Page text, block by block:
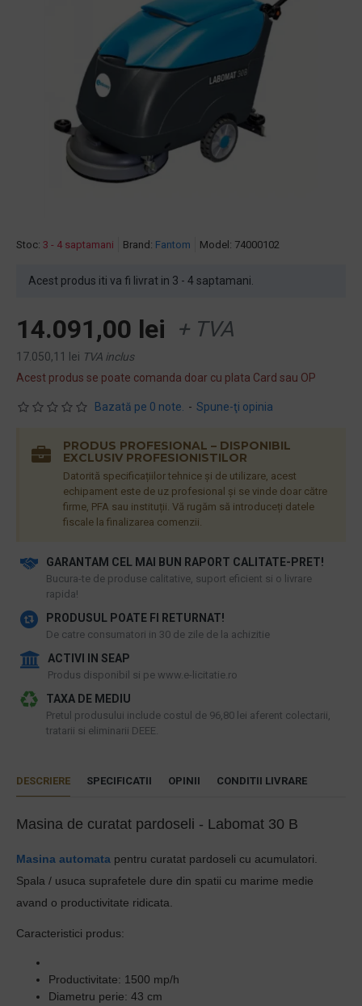
Stoc: 3 - 4 saptamani Brand: Fantom Model: 74000102
Acest produs iti va fi livrat in 3 - 4 saptamani.
Bazată pe 0 note. - Spune-ţi opinia
14.091,00 lei + TVA
17.050,11 lei TVA inclus
Acest produs se poate comanda doar cu plata Card sau OP
GARANTAM CEL MAI BUN RAPORT CALITATE-PRET!
​Bucura-te de produse calitative, suport eficient si o livrare
rapida!
PRODUSUL POATE FI RETURNAT!
De catre consumatori in 30 de zile de la achizitie
ACTIVI IN SEAP
Produs disponibil si pe www.e-licitatie.ro
PRODUS PROFESIONAL – DISPONIBIL
EXCLUSIV PROFESIONISTILOR
Datorită specificațiilor tehnice și de utilizare, acest
echipament este de uz profesional și se vinde doar către
firme, PFA sau instituții. Vă rugăm să introduceți datele
fiscale la finalizarea comenzii.
TAXA DE MEDIU
Pretul produsului include costul de 96,80 lei aferent colectarii,
tratarii si eliminarii DEEE.
DESCRIERE SPECIFICATII OPINII CONDITII LIVRARE
Masina de curatat pardoseli - Labomat 30 B
Masina automata pentru curatat pardoseli cu acumulatori.
Spala / usuca suprafetele dure din spatii cu marime medie
avand o productivitate ridicata.
Caracteristici produs:
Productivitate: 1500 mp/h
Diametru perie: 43 cm